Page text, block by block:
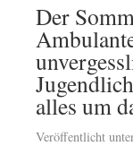
Der
alles um
Veröffentlicht